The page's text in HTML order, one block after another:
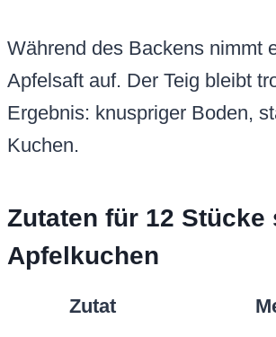
Während des Backens nimmt
Apfelsaft auf. Der Teig bleibt
Ergebnis: knuspriger Boden,
Kuchen.
Zutaten für 12 Stücke
Apfelkuchen
Zutat